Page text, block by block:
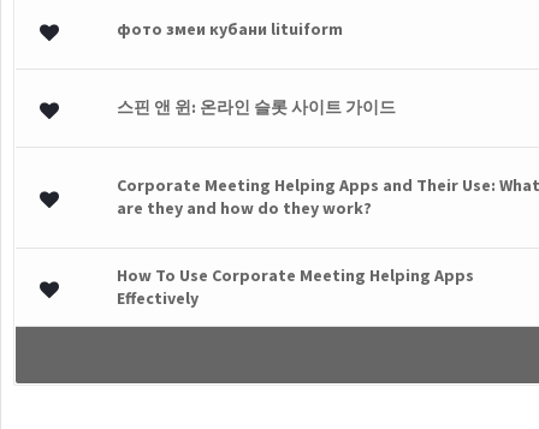
фото змеи кубани lituiform
- średnia ocena: 0 na 5 gwiazdek
12345
스핀 앤 윈: 온라인 슬롯 사이트 가이드
- średnia ocena: 0 na 5 gwiazdek
12 34 5
Corporate Meeting Helping Apps and Their Use: What
are they and how do they work?
- średnia ocena: 0 na 5 gwiazdek
1 234 5
How To Use Corporate Meeting Helping Apps
Effectively
- średnia ocena: 0 na 5 gwiazdek
12 45